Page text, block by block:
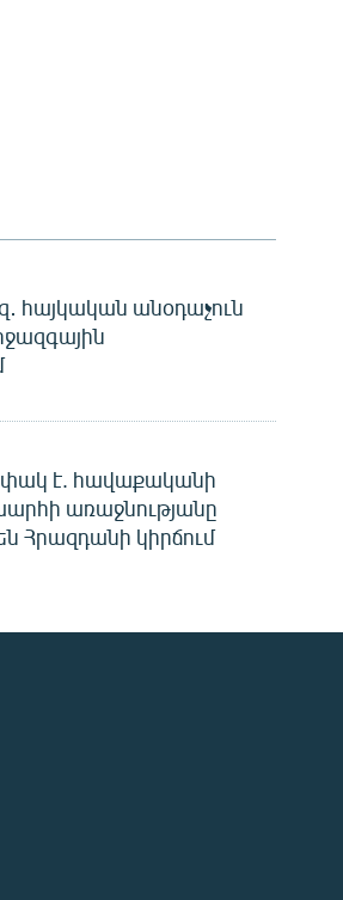
հայկական անօդաչուն
է. հավաքականի
առաջնությանը
Հրազդանի կիրճում